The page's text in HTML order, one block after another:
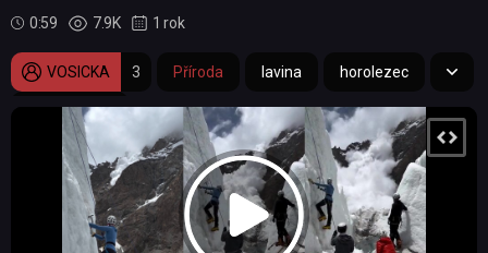
0:59 7.9K 1 rok
VOSICKA 3 Příroda lavina horolezec
horolezectví